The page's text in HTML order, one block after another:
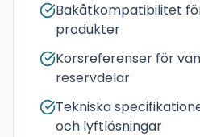
Bakåtkompatibilitet
produkter
Korsreferenser för
reservdelar
Tekniska
och lyftlösningar